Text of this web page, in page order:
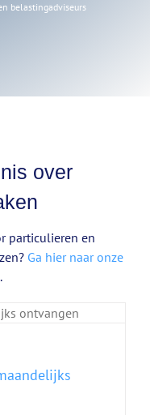
belastingadviseurs
over
particulieren en
Ga hier naar onze
.